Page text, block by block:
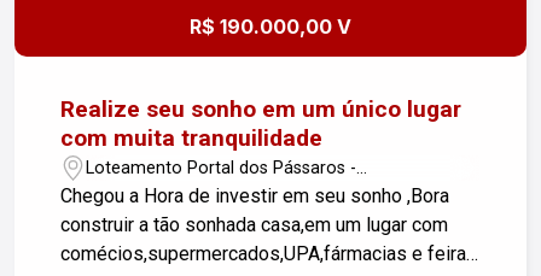
R$ 190.000,00 V
Realize seu sonho em um único lugar
com muita tranquilidade
Loteamento Portal dos Pássaros -
Caraguatatuba/SP
Chegou a Hora de investir em seu sonho ,Bora
construir a tão sonhada casa,em um lugar com
comécios,supermercados,UPA,fármacias e feiras